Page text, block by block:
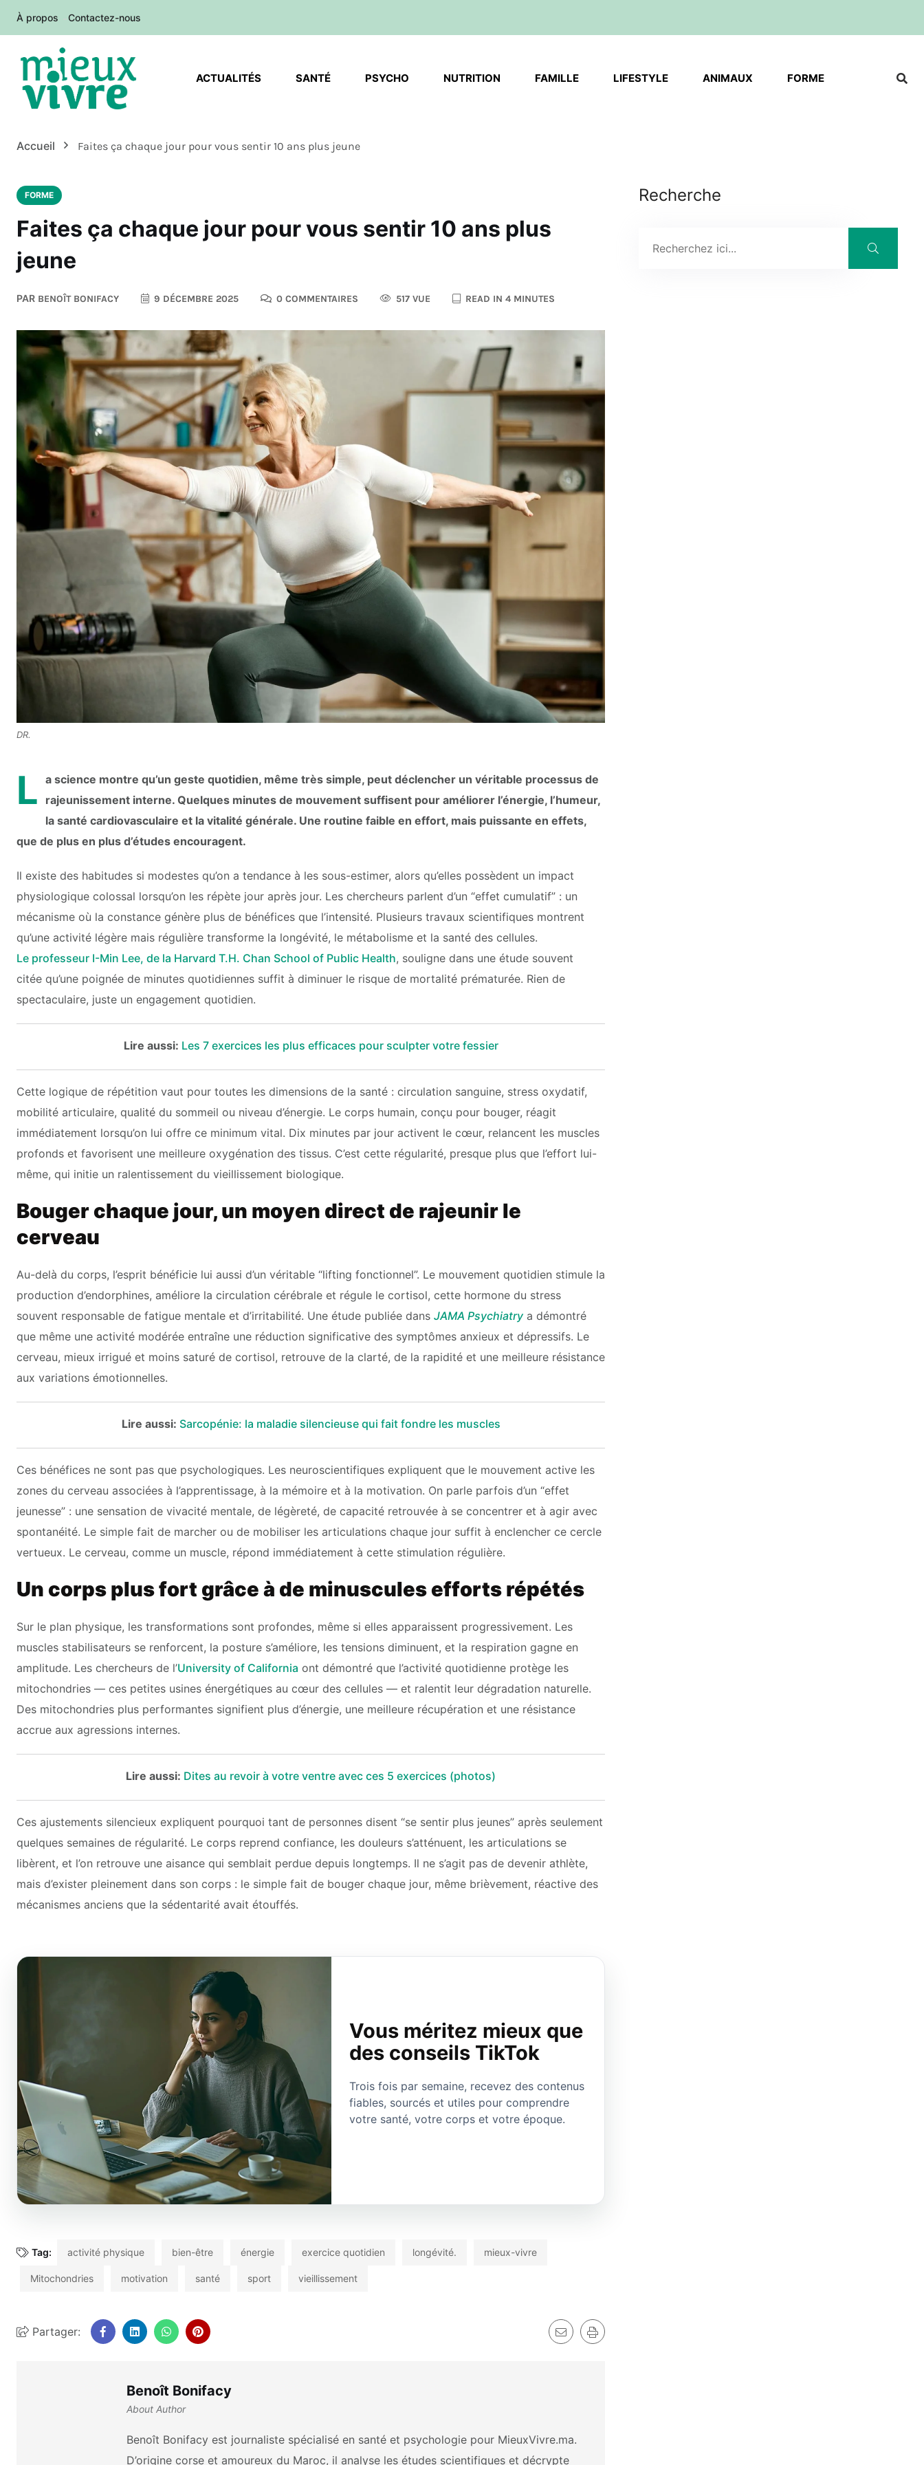
À propos Contactez-nous
ACTUALITÉS SANTÉ PSYCHO NUTRITION FAMILLE LIFESTYLE ANIMAUX FORME
Accueil Faites ça chaque jour pour vous sentir 10 ans plus jeune
FORME
Faites ça chaque jour pour vous sentir 10 ans plus
jeune
PAR BENOÎT BONIFACY 9 DÉCEMBRE 2025 0 COMMENTAIRES 517 VUE READ IN 4 MINUTES
DR.
L a science montre qu’un geste quotidien, même très simple, peut déclencher un véritable processus de
rajeunissement interne. Quelques minutes de mouvement suffisent pour améliorer l’énergie, l’humeur,
la santé cardiovasculaire et la vitalité générale. Une routine faible en effort, mais puissante en effets,
que de plus en plus d’études encouragent.
Il existe des habitudes si modestes qu’on a tendance à les sous-estimer, alors qu’elles possèdent un impact
physiologique colossal lorsqu’on les répète jour après jour. Les chercheurs parlent d’un “effet cumulatif” : un
mécanisme où la constance génère plus de bénéfices que l’intensité. Plusieurs travaux scientifiques montrent
qu’une activité légère mais régulière transforme la longévité, le métabolisme et la santé des cellules.
Le professeur I-Min Lee, de la Harvard T.H. Chan School of Public Health, souligne dans une étude souvent
citée qu’une poignée de minutes quotidiennes suffit à diminuer le risque de mortalité prématurée. Rien de
spectaculaire, juste un engagement quotidien.
Lire aussi: Les 7 exercices les plus efficaces pour sculpter votre fessier
Cette logique de répétition vaut pour toutes les dimensions de la santé : circulation sanguine, stress oxydatif,
mobilité articulaire, qualité du sommeil ou niveau d’énergie. Le corps humain, conçu pour bouger, réagit
immédiatement lorsqu’on lui offre ce minimum vital. Dix minutes par jour activent le cœur, relancent les muscles
profonds et favorisent une meilleure oxygénation des tissus. C’est cette régularité, presque plus que l’effort lui-
même, qui initie un ralentissement du vieillissement biologique.
Bouger chaque jour, un moyen direct de rajeunir le
cerveau
Au-delà du corps, l’esprit bénéficie lui aussi d’un véritable “lifting fonctionnel”. Le mouvement quotidien stimule la
production d’endorphines, améliore la circulation cérébrale et régule le cortisol, cette hormone du stress
souvent responsable de fatigue mentale et d’irritabilité. Une étude publiée dans JAMA Psychiatry a démontré
que même une activité modérée entraîne une réduction significative des symptômes anxieux et dépressifs. Le
cerveau, mieux irrigué et moins saturé de cortisol, retrouve de la clarté, de la rapidité et une meilleure résistance
aux variations émotionnelles.
Lire aussi: Sarcopénie: la maladie silencieuse qui fait fondre les muscles
Ces bénéfices ne sont pas que psychologiques. Les neuroscientifiques expliquent que le mouvement active les
zones du cerveau associées à l’apprentissage, à la mémoire et à la motivation. On parle parfois d’un “effet
jeunesse” : une sensation de vivacité mentale, de légèreté, de capacité retrouvée à se concentrer et à agir avec
spontanéité. Le simple fait de marcher ou de mobiliser les articulations chaque jour suffit à enclencher ce cercle
vertueux. Le cerveau, comme un muscle, répond immédiatement à cette stimulation régulière.
Un corps plus fort grâce à de minuscules efforts répétés
Sur le plan physique, les transformations sont profondes, même si elles apparaissent progressivement. Les
muscles stabilisateurs se renforcent, la posture s’améliore, les tensions diminuent, et la respiration gagne en
amplitude. Les chercheurs de l’University of California ont démontré que l’activité quotidienne protège les
mitochondries — ces petites usines énergétiques au cœur des cellules — et ralentit leur dégradation naturelle.
Des mitochondries plus performantes signifient plus d’énergie, une meilleure récupération et une résistance
accrue aux agressions internes.
Lire aussi: Dites au revoir à votre ventre avec ces 5 exercices (photos)
Ces ajustements silencieux expliquent pourquoi tant de personnes disent “se sentir plus jeunes” après seulement
quelques semaines de régularité. Le corps reprend confiance, les douleurs s’atténuent, les articulations se
libèrent, et l’on retrouve une aisance qui semblait perdue depuis longtemps. Il ne s’agit pas de devenir athlète,
mais d’exister pleinement dans son corps : le simple fait de bouger chaque jour, même brièvement, réactive des
mécanismes anciens que la sédentarité avait étouffés.
Vous méritez mieux que
des conseils TikTok
Trois fois par semaine, recevez des contenus
fiables, sourcés et utiles pour comprendre
votre santé, votre corps et votre époque.
Tag: activité physique bien-être énergie exercice quotidien longévité. mieux-vivre
Mitochondries motivation santé sport vieillissement
Partager:
Benoît Bonifacy
About Author
Benoît Bonifacy est journaliste spécialisé en santé et psychologie pour MieuxVivre.ma.
D’origine corse et amoureux du Maroc, il analyse les études scientifiques et décrypte
Recherche